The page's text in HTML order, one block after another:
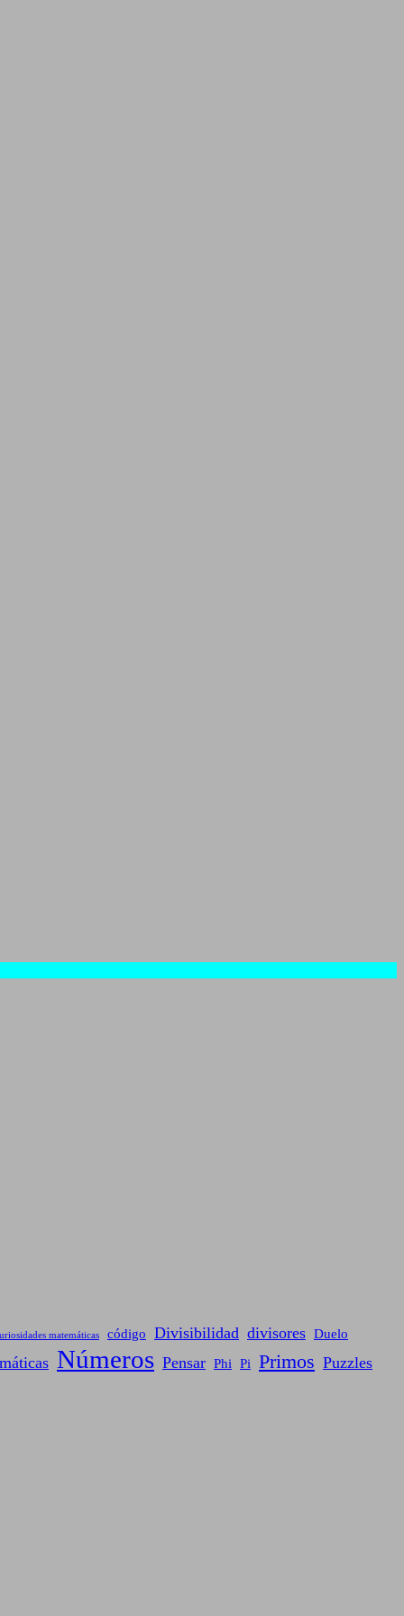
matemáticas código Divisibilidad divisores Duelo
Números Pensar Phi Pi Primos Puzzles